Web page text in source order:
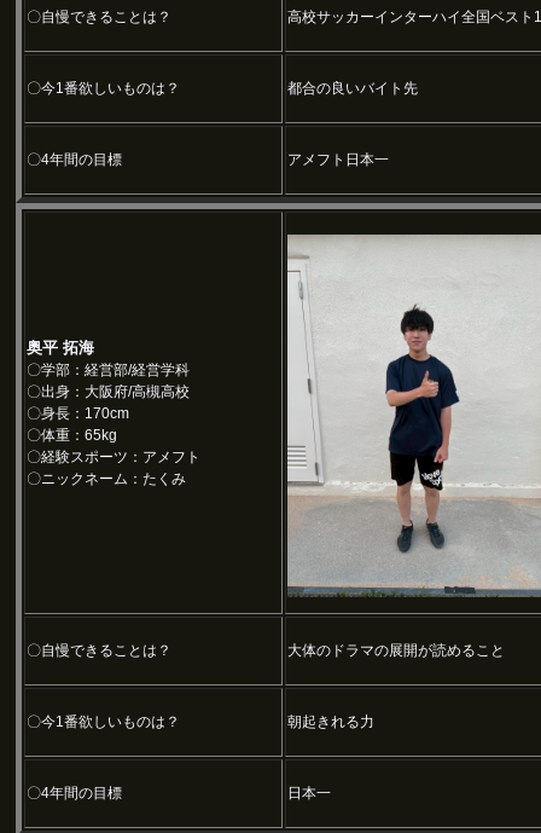
〇自慢できることは？ 高校サッカーインターハイ全国ベスト
〇今1番欲しいものは？ 都合の良いバイト先
〇4年間の目標 アメフト日本一
奥平 拓海
〇学部：経営部/経営学科
〇出身：大阪府/高槻高校
〇身長：170cm
〇体重：65kg
〇経験スポーツ：アメフト
〇ニックネーム：たくみ
〇自慢できることは？ 大体のドラマの展開が読めること
〇今1番欲しいものは？ 朝起きれる力
〇4年間の目標 日本一